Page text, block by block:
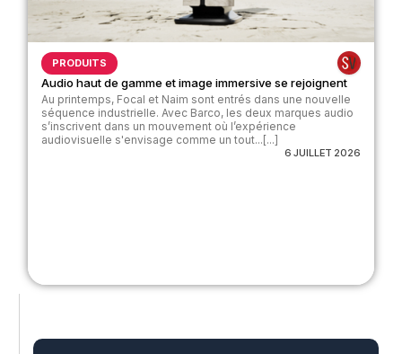
PRODUITS
Audio haut de gamme et image immersive se rejoignent
Au printemps, Focal et Naim sont entrés dans une nouvelle
séquence industrielle. Avec Barco, les deux marques audio
s’inscrivent dans un mouvement où l’expérience
audiovisuelle s'envisage comme un tout...[...]
6 JUILLET 2026